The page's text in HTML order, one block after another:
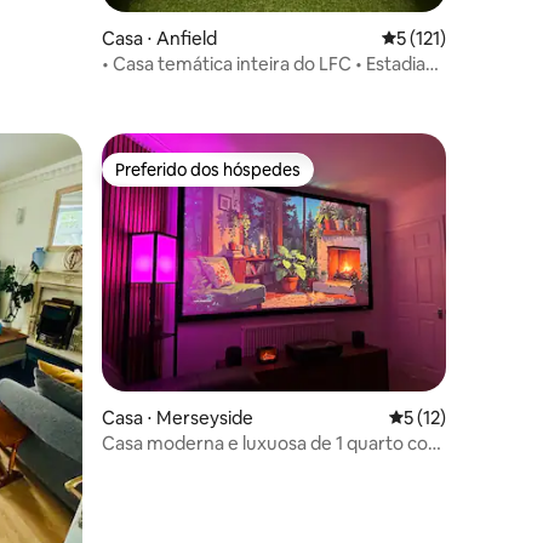
Casa ⋅ Anfield 5 de uma avaliação
5 (121)
• Casa temática inteira do LFC • Estadia
Preferido dos hóspedes
Preferido dos hóspedes
Casa ⋅ Merseyside 5 de uma
5 (12)
Casa moderna e luxuosa de 1 quarto com